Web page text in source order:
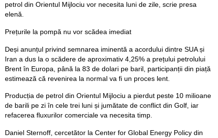
petrol din Orientul Mijlociu vor necesita luni de zile, scrie presa
elenă.
Prețurile la pompă nu vor scădea imediat
Deși anunțul privind semnarea iminentă a acordului dintre SUA și
Iran a dus la o scădere de aproximativ 4,25% a prețului petrolului
Brent în Europa, până la 83 de dolari pe baril, participanții din piață
estimează că revenirea la normal va fi un proces lent.
Producția de petrol din Orientul Mijlociu a pierdut peste 10 milioane
de barili pe zi în cele trei luni și jumătate de conflict din Golf, iar
refacerea fluxurilor comerciale va necesita timp.
Daniel Sternoff, cercetător la Center for Global Energy Policy din